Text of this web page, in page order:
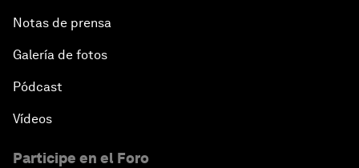
Notas de prensa
Galería de fotos
Pódcast
Vídeos
Participe en el Foro